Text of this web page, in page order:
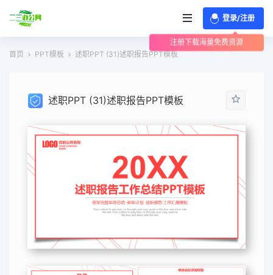
登录/注册
注册下载海量免费资源
首页 PPT模板 述职PPT (31)述职报告PPT模板
述职PPT (31)述职报告PPT模板